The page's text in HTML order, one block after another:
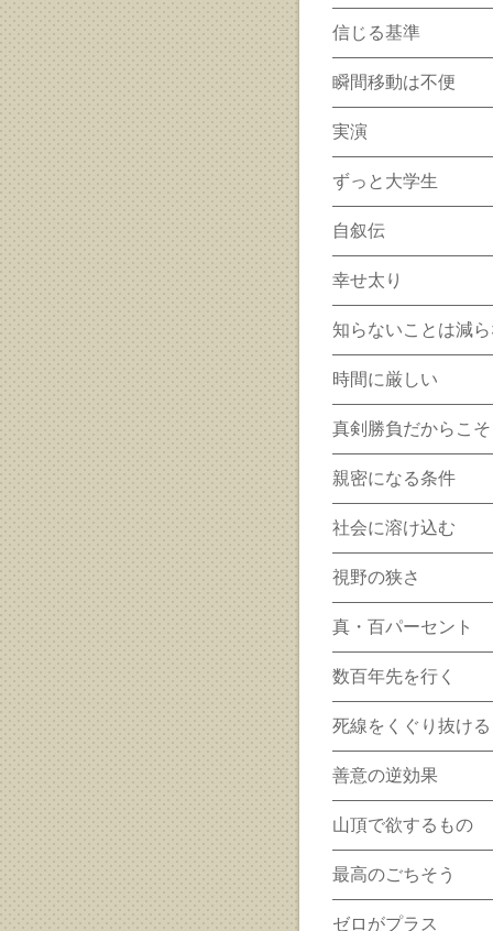
信じる基準
瞬間移動は不便
実演
ずっと大学生
自叙伝
幸せ太り
知らないことは減
時間に厳しい
真剣勝負だからこそ
親密になる条件
社会に溶け込む
視野の狭さ
真・百パーセント
数百年先を行く
死線をくぐり抜ける
善意の逆効果
山頂で欲するもの
最高のごちそう
ゼロがプラス